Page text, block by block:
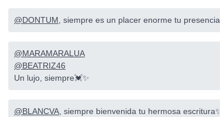
@DONTUM , siempre es un placer enorme tu
@MARAMARALUA
@BEATRIZ46
Un lujo, siempre💓✨
@BLANCVA , siempre bienvenida tu hermosa